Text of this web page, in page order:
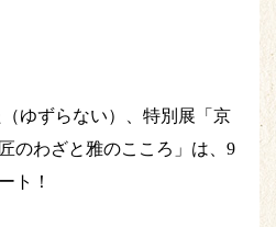
ゆずらない）、特別展「京
のわざと雅のこころ」は、9
ト！